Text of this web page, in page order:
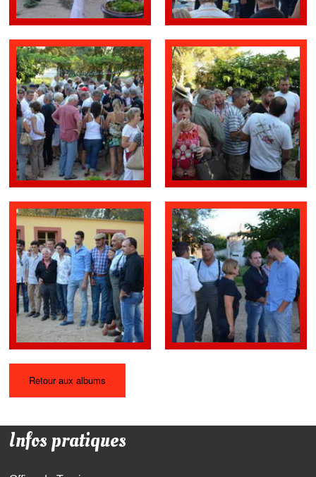
Retour aux albums
Infos pratiques